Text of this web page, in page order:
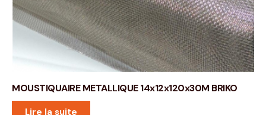
MOUSTIQUAIRE METALLIQUE 14x12x120x30M BRIKO
Lire la suite